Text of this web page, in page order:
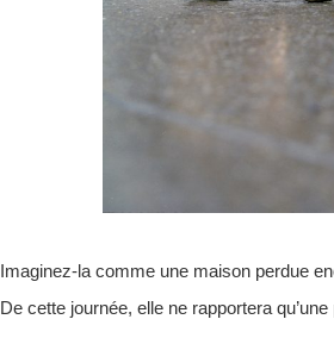
Imaginez-la comme une maison perdue
De cette journée, elle ne rapportera qu’une